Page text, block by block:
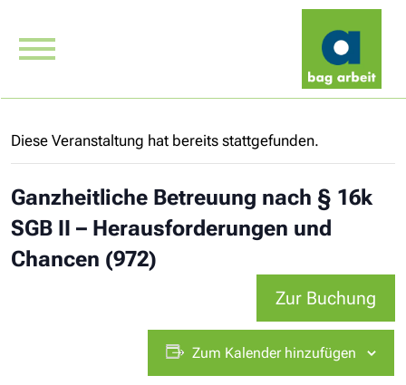
Diese Veranstaltung hat bereits stattgefunden.
Ganzheitliche Betreuung nach § 16k
SGB II – Herausforderungen und
Chancen (972)
Zur Buchung
Zum Kalender hinzufügen